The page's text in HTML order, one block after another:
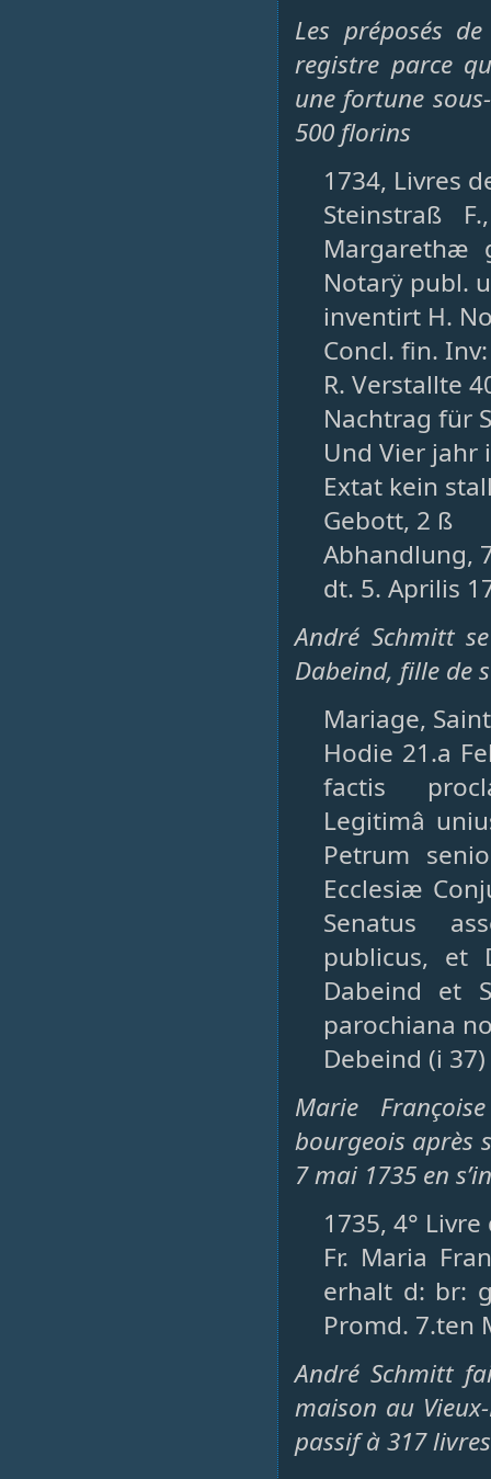
Les préposés
registre parce
une fortune
500 florins
1734, Livres
Steinstraß
Margarethæ
Notarÿ publ.
inventirt H.
Concl. fin.
R. Verstallte
Nachtrag für
Und Vier jahr
Extat kein
Gebott, 2 ß
Abhandlung,
dt. 5. Aprilis
André Schmitt
Dabeind, fille de
Mariage,
Hodie 21.a
factis
Legitimâ
Petrum
Ecclesiæ
Senatus
publicus, et
Dabeind et
parochiana
Debeind (i 37)
Marie
bourgeois après
7 mai 1735 en
1735, 4°
Fr. Maria
erhalt d: br:
Promd. 7.ten
André Schmitt
maison au
passif à 317 livres